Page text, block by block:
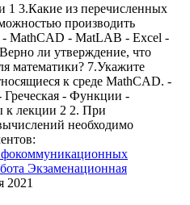
1 3.Какие из перечисленных
производить
- MathCAD - MatLAB - Excel -
ли утверждение, что
математики? 7.Укажите
к среде MathCAD. -
- Функции -
к лекции 2 2. При
необходимо
Экзаменационная
2021